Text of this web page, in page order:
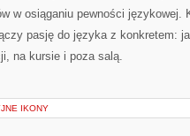
w osiąganiu pewności językowej.
pasję do języka z konkretem:
na kursie i poza salą.
IKONY